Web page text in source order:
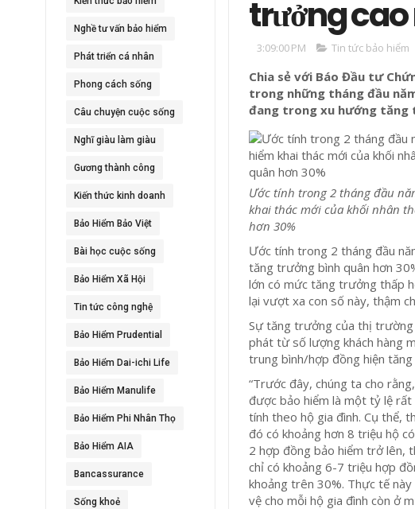
Nghề tư vấn bảo hiểm
Phát triển cá nhân
Phong cách sống
Câu chuyện cuộc sống
Nghĩ giàu làm giàu
Gương thành công
Kiến thức kinh doanh
Bảo Hiểm Bảo Việt
Bài học cuộc sống
Bảo Hiểm Xã Hội
Tin tức công nghệ
Bảo Hiểm Prudential
Bảo Hiểm Dai-ichi Life
Bảo Hiểm Manulife
Bảo Hiểm Phi Nhân Thọ
Bảo Hiểm AIA
Bancassurance
Sống khoẻ
trưởng
3:09:00 PM Tin tức bảo hiểm
Chia sẻ với Báo Đầu tư
trong những tháng đầu
đang trong xu hướng
Ước tính trong 2 tháng đầu
khai thác mới của khối nhân
hơn 30%
Ước tính trong 2 tháng đầu
tăng trưởng bình quân hơn
lớn có mức tăng trưởng thấp
lại vượt xa con số này, thậm
Sự tăng trưởng của thị
phát từ số lượng khách hàng
trung bình/hợp đồng hiện tăng
“Trước đây, chúng ta cho
được bảo hiểm là một tỷ lệ
tính theo hộ gia đình. Cụ thể,
đó có khoảng hơn 8 triệu hộ
2 hợp đồng bảo hiểm trở lên,
chỉ có khoảng 6-7 triệu hợp
khoảng trên 30%. Thực tế
vệ cho mỗi hộ gia đình còn ở